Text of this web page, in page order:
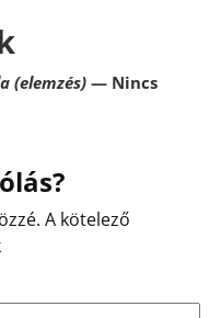
(elemzés)— Nincs
A kötelező